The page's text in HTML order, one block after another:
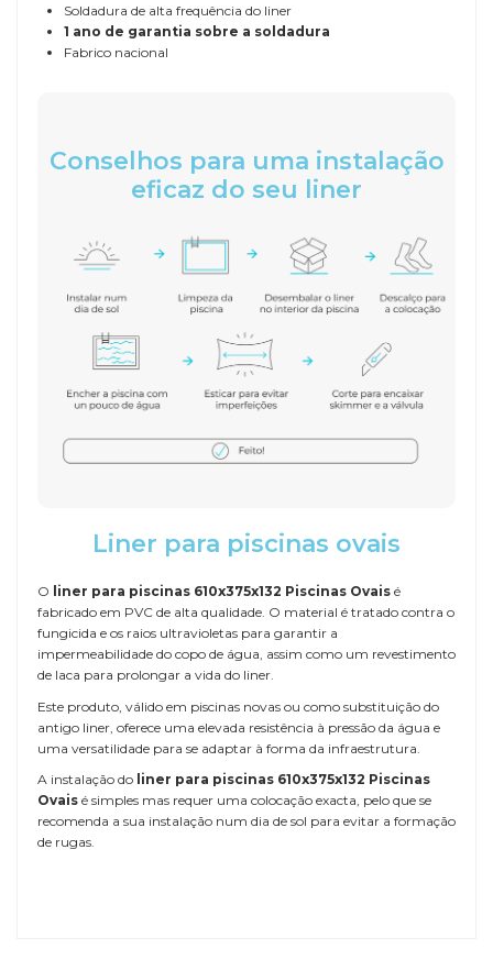
Soldadura de alta frequência do liner
1 ano de garantia sobre a soldadura
Fabrico nacional
Conselhos para uma instalação
eficaz do seu liner
Liner para piscinas ovais
O liner para piscinas 610x375x132 Piscinas Ovais é
fabricado em PVC de alta qualidade. O material é tratado contra o
fungicida e os raios ultravioletas para garantir a
impermeabilidade do copo de água, assim como um revestimento
de laca para prolongar a vida do liner.
Este produto, válido em piscinas novas ou como substituição do
antigo liner, oferece uma elevada resistência à pressão da água e
uma versatilidade para se adaptar à forma da infraestrutura.
A instalação do liner para piscinas 610x375x132 Piscinas
Ovais é simples mas requer uma colocação exacta, pelo que se
recomenda a sua instalação num dia de sol para evitar a formação
de rugas.